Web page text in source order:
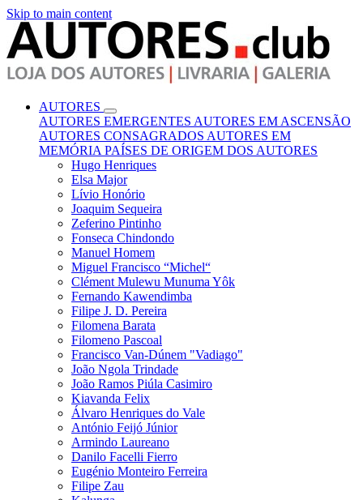
Skip to main content
AUTORES
AUTORES EMERGENTES AUTORES EM ASCENSÃO
AUTORES CONSAGRADOS AUTORES EM
MEMÓRIA PAÍSES DE ORIGEM DOS AUTORES
Hugo Henriques
Elsa Major
Lívio Honório
Joaquim Sequeira
Zeferino Pintinho
Fonseca Chindondo
Manuel Homem
Miguel Francisco “Michel“
Clément Mulewu Munuma Yôk
Fernando Kawendimba
Filipe J. D. Pereira
Filomena Barata
Filomeno Pascoal
Francisco Van-Dúnem "Vadiago"
João Ngola Trindade
João Ramos Piúla Casimiro
Kiavanda Felix
Álvaro Henriques do Vale
António Feijó Júnior
Armindo Laureano
Danilo Facelli Fierro
Eugénio Monteiro Ferreira
Filipe Zau